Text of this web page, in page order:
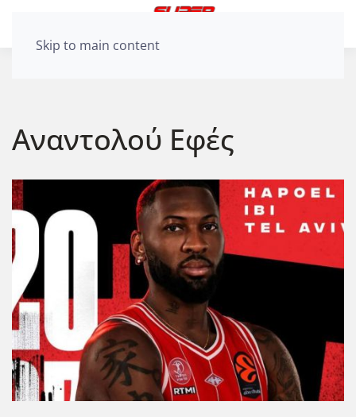
Skip to main content
Αναντολού Εφές